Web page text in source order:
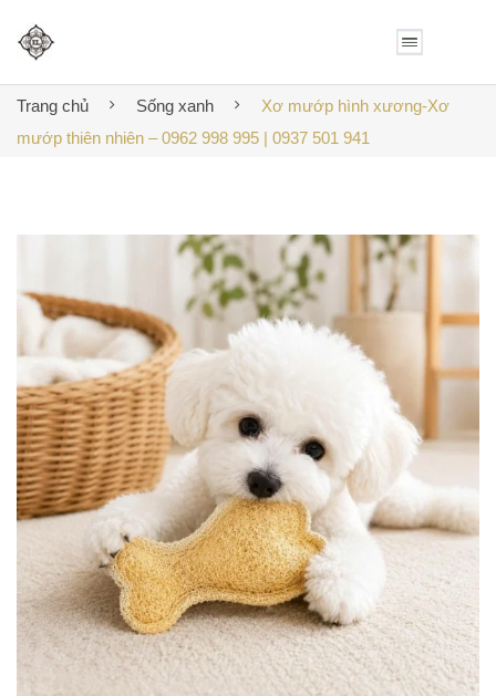
Trang chủ Sống xanh
Xơ mướp hình xương-Xơ
mướp thiên nhiên – 0962 998 995 | 0937 501 941